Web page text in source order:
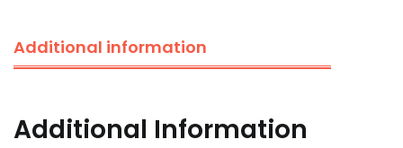
Additional information
Additional Information